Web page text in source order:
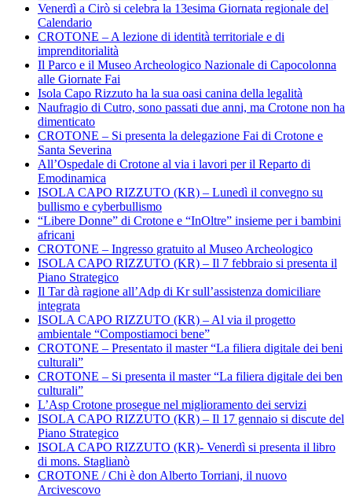
Venerdì a Cirò si celebra la 13esima Giornata regionale del
Calendario
CROTONE – A lezione di identità territoriale e di
imprenditorialità
Il Parco e il Museo Archeologico Nazionale di Capocolonna
alle Giornate Fai
Isola Capo Rizzuto ha la sua oasi canina della legalità
Naufragio di Cutro, sono passati due anni, ma Crotone non ha
dimenticato
CROTONE – Si presenta la delegazione Fai di Crotone e
Santa Severina
All’Ospedale di Crotone al via i lavori per il Reparto di
Emodinamica
ISOLA CAPO RIZZUTO (KR) – Lunedì il convegno su
bullismo e cyberbullismo
“Libere Donne” di Crotone e “InOltre” insieme per i bambini
africani
CROTONE – Ingresso gratuito al Museo Archeologico
ISOLA CAPO RIZZUTO (KR) – Il 7 febbraio si presenta il
Piano Strategico
Il Tar dà ragione all’Adp di Kr sull’assistenza domiciliare
integrata
ISOLA CAPO RIZZUTO (KR) – Al via il progetto
ambientale “Compostiamoci bene”
CROTONE – Presentato il master “La filiera digitale dei beni
culturali”
CROTONE – Si presenta il master “La filiera digitale dei ben
culturali”
L’Asp Crotone prosegue nel miglioramento dei servizi
ISOLA CAPO RIZZUTO (KR) – Il 17 gennaio si discute del
Piano Strategico
ISOLA CAPO RIZZUTO (KR)- Venerdì si presenta il libro
di mons. Staglianò
CROTONE / Chi è don Alberto Torriani, il nuovo
Arcivescovo